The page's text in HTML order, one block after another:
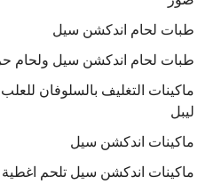
طبات لحام اندكشن سيل
طبات لحام اندكشن سيل ولحام
ليبل
ماكينات اندكشن سيل
ماكينات اندكشن سيل تلحم اغطية